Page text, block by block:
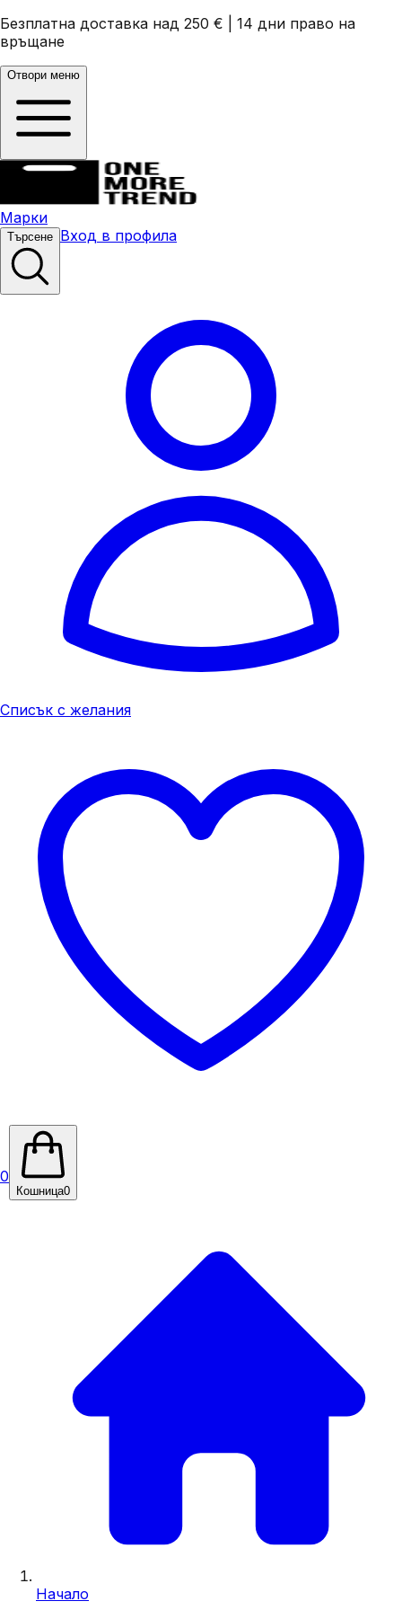
Безплатна доставка над 250 €
14 дни право на
връщане
Отвори меню
Марки
Търсене Вход в профила
Списък с желания
0
Кошница0
Начало